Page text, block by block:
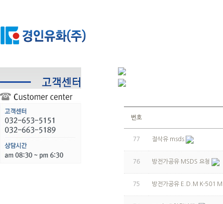
번호
77 절삭유 msds
76 방전가공유 MSDS 요청
75 방전가공유 E.D.M K-501